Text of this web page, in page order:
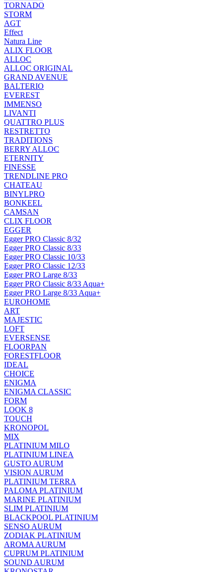
TORNADO
STORM
AGT
Effect
Natura Line
ALIX FLOOR
ALLOC
ALLOC ORIGINAL
GRAND AVENUE
BALTERIO
EVEREST
IMMENSO
LIVANTI
QUATTRO PLUS
RESTRETTO
TRADITIONS
BERRY ALLOC
ETERNITY
FINESSE
TRENDLINE PRO
CHATEAU
BINYLPRO
BONKEEL
CAMSAN
CLIX FLOOR
EGGER
Egger PRO Classic 8/32
Egger PRO Classic 8/33
Egger PRO Classic 10/33
Egger PRO Classic 12/33
Egger PRO Large 8/33
Egger PRO Classic 8/33 Aqua+
Egger PRO Large 8/33 Aqua+
EUROHOME
ART
MAJESTIC
LOFT
EVERSENSE
FLOORPAN
FORESTFLOOR
IDEAL
CHOICE
ENIGMA
ENIGMA CLASSIC
FORM
LOOK 8
TOUCH
KRONOPOL
MIX
PLATINIUM MILO
PLATINIUM LINEA
GUSTO AURUM
VISION AURUM
PLATINIUM TERRA
PALOMA PLATINIUM
MARINE PLATINIUM
SLIM PLATINIUM
BLACKPOOL PLATINIUM
SENSO AURUM
ZODIAK PLATINIUM
AROMA AURUM
CUPRUM PLATINIUM
SOUND AURUM